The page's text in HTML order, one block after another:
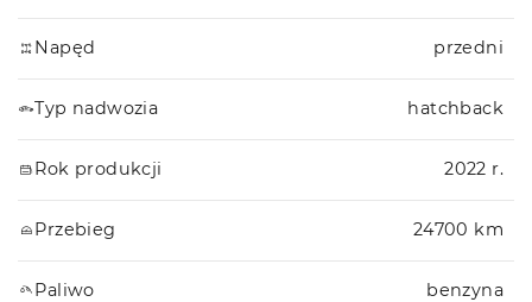
Napęd przedni
Typ nadwozia hatchback
Rok produkcji 2022 r.
Przebieg 24700 km
Paliwo benzyna